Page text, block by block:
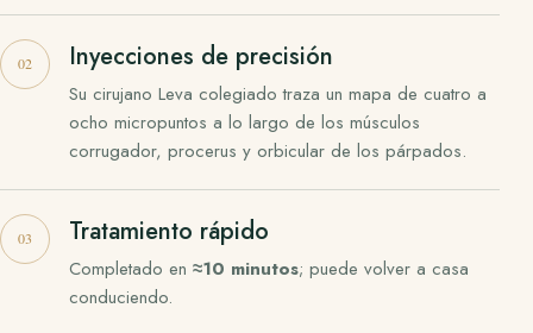
Inyecciones de precisión
Su cirujano Leva colegiado traza un mapa de cuatro a
ocho micropuntos a lo largo de los músculos
corrugador, procerus y orbicular de los párpados.
Tratamiento rápido
Completado en ≈10 minutos; puede volver a casa
conduciendo.